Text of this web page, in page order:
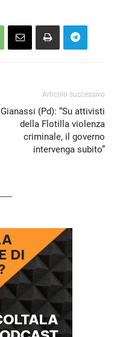
Articolo successivo
Gianassi (Pd): “Su attivisti
della Flotilla violenza
criminale, il governo
intervenga subito”